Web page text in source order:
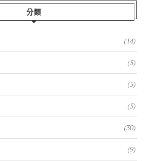
分類
(14)
(5)
(5)
(5)
(30)
(9)